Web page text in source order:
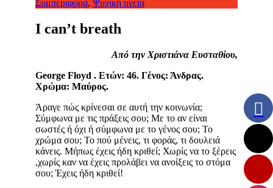
Συμπεριφορά, Ψυχική υγεία
I can’t breath
Aπό την Χριστιάνα Ευσταθίου,
George Floyd . Ετών: 46. Γένος: Άνδρας.
Χρώμα: Μαύρος.
Άραγε πώς κρίνεσαι σε αυτή την κοινωνία;
Σύμφωνα με τις πράξεις σου; Με το αν είναι
σωστές ή όχι ή σύμφωνα με το γένος σου; Το
χρώμα σου; Το πού μένεις, τι φοράς, τι δουλειά
κάνεις. Μήπως έχεις ήδη κριθεί; Χωρίς να το ξέρεις
,χωρίς καν να έχεις προλάβει να ανοίξεις το στόμα
σου; Έχεις ήδη κριθεί!